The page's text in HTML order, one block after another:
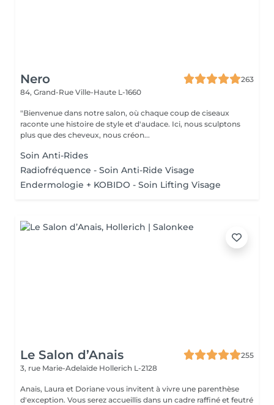
Nero
263
84, Grand-Rue Ville-Haute L-1660
"Bienvenue dans notre salon, où chaque coup de ciseaux
raconte une histoire de style et d'audace. Ici, nous sculptons
plus que des cheveux, nous créon...
Soin Anti-Rides
Radiofréquence - Soin Anti-Ride Visage
Endermologie + KOBIDO - Soin Lifting Visage
Le Salon d’Anais
255
3, rue Marie-Adelaïde Hollerich L-2128
Anais, Laura et Doriane vous invitent à vivre une parenthèse
d'exception. Vous serez accueillis dans un cadre raffiné et feutré